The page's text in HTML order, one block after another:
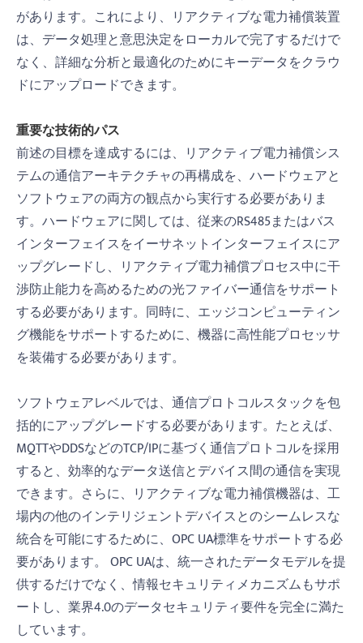
があります。これにより、リアクティブな電力補償装置
は、データ処理と意思決定をローカルで完了するだけで
なく、詳細な分析と最適化のためにキーデータをクラウ
ドにアップロードできます。
重要な技術的パス
前述の目標を達成するには、リアクティブ電力補償シス
テムの通信アーキテクチャの再構成を、ハードウェアと
ソフトウェアの両方の観点から実行する必要がありま
す。ハードウェアに関しては、従来のRS485またはバス
インターフェイスをイーサネットインターフェイスにア
ップグレードし、リアクティブ電力補償プロセス中に干
渉防止能力を高めるための光ファイバー通信をサポート
する必要があります。同時に、エッジコンピューティン
グ機能をサポートするために、機器に高性能プロセッサ
を装備する必要があります。
ソフトウェアレベルでは、通信プロトコルスタックを包
括的にアップグレードする必要があります。たとえば、
MQTTやDDSなどのTCP/IPに基づく通信プロトコルを採用
すると、効率的なデータ送信とデバイス間の通信を実現
できます。さらに、リアクティブな電力補償機器は、工
場内の他のインテリジェントデバイスとのシームレスな
統合を可能にするために、OPC UA標準をサポートする必
要があります。 OPC UAは、統一されたデータモデルを提
供するだけでなく、情報セキュリティメカニズムもサポ
ートし、業界4.0のデータセキュリティ要件を完全に満た
しています。